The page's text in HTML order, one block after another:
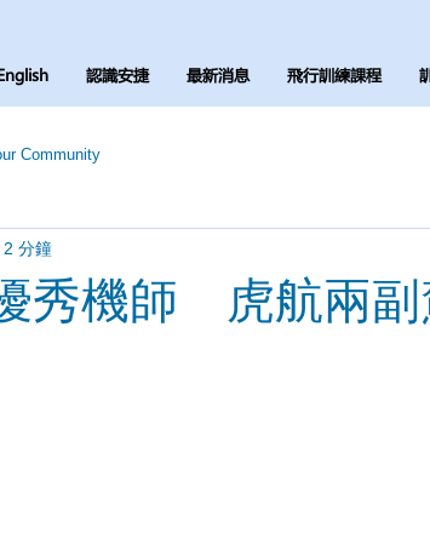
認識安捷 最新消息 飛行訓練課程
Community
秀機師 虎航兩副
分鐘